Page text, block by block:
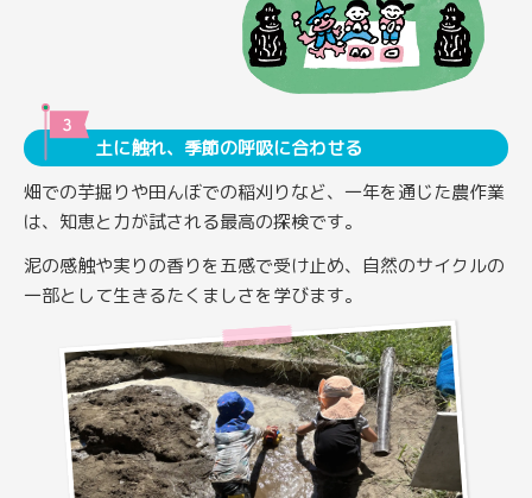
土に触れ、季節の呼吸に合わせる
畑での芋掘りや田んぼでの稲刈りなど、一年を通じた農作業
は、知恵と力が試される最高の探検です。
泥の感触や実りの香りを五感で受け止め、自然のサイクルの
一部として生きるたくましさを学びます。